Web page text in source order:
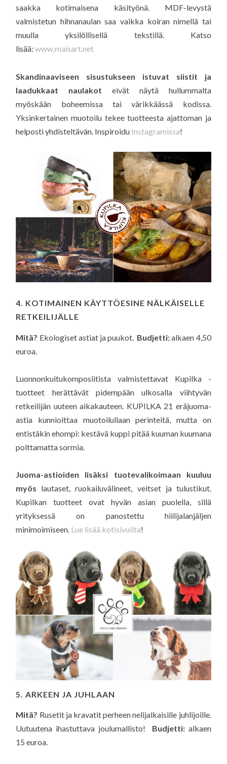
saakka kotimaisena käsityönä. MDF-levystä
valmistetun hihnanaulan saa vaikka koiran nimellä tai
muulla yksilöllisellä tekstillä. Katso
lisää:www.maisart.net
Skandinaaviseen sisustukseen istuvat siistit ja
laadukkaat naulakot eivät näytä hullummalta
myöskään boheemissa tai värikkäässä kodissa.
Yksinkertainen muotoilu tekee tuotteesta ajattoman ja
helposti yhdisteltävän. Inspiroidu Instagramissa!
4. KOTIMAINEN KÄYTTÖESINE NÄLKÄISELLE
RETKEILIJÄLLE
Mitä? Ekologiset astiat ja puukot. Budjetti:alkaen 4,50
euroa.
Luonnonkuitukomposiitista valmistettavat Kupilka -
tuotteet herättävät pidempään ulkosalla viihtyvän
retkeilijän uuteen aikakauteen. KUPILKA 21 eräjuoma-
astia kunnioittaa muotoilullaan perinteitä, mutta on
entistäkin ehompi: kestävä kuppi pitää kuuman kuumana
polttamatta sormia.
Juoma-astioiden lisäksi tuotevalikoimaan kuuluu
myös lautaset, ruokailuvälineet, veitset ja tulustikut.
Kupilkan tuotteet ovat hyvän asian puolella, sillä
yrityksessä on panostettu hiilijalanjäljen
minimoimiseen. Lue lisää kotisivuilta!
5. ARKEEN JA JUHLAAN
Mitä? Rusetit ja kravatit perheen nelijalkaisille juhlijoille.
Uutuutena ihastuttava joulumallisto! Budjetti:alkaen
15 euroa.